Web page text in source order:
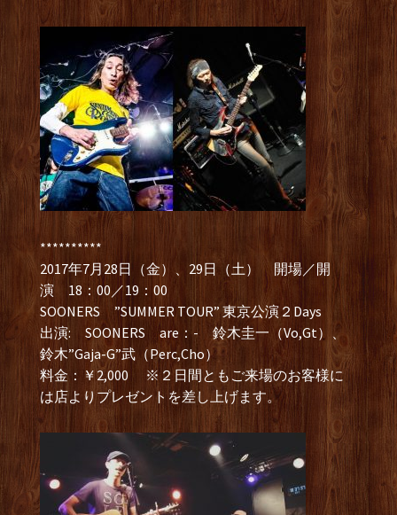
**********
2017年7月28日（金）、29日（土） 開場／開
演 18：00／19：00
SOONERS ”SUMMER TOUR” 東京公演２Days
出演: SOONERS are：- 鈴木圭一（Vo,Gt）、
鈴木”Gaja-G”武（Perc,Cho）
料金：￥2,000 ※２日間ともご来場のお客様に
は店よりプレゼントを差し上げます。